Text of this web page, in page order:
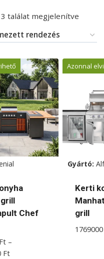
találat megjelenítve
Chef
Ft –
FtÁrtartomány:
Azonnal
Gyártó:
Kerti
grill
1769000